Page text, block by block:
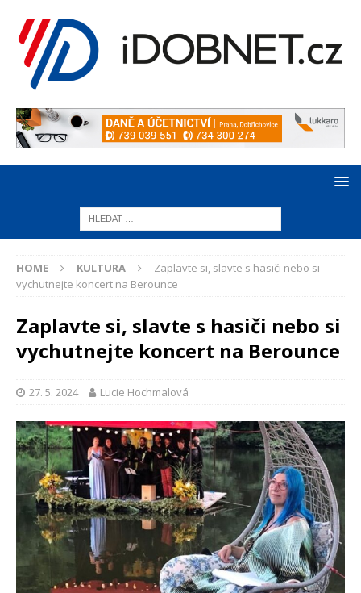
HOME KULTURA
Zaplavte si, slavte s hasiči nebo si
vychutnejte koncert na Berounce
Zaplavte si, slavte s hasiči nebo si
vychutnejte koncert na Berounce
27. 5. 2024 Lucie Hochmalová